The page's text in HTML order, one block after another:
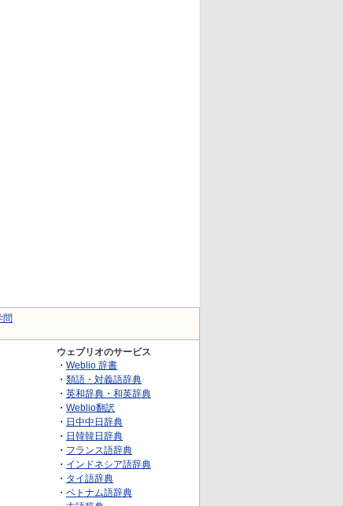
問
ウェブリオのサービス
・ Weblio 辞書
・ 類語・対義語辞典
・ 英和辞典・和英辞典
・ Weblio翻訳
・ 日中中日辞典
・ 日韓韓日辞典
・ フランス語辞典
・ インドネシア語辞典
・ タイ語辞典
・ ベトナム語辞典